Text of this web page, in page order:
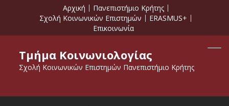
Αρχική
Πανεπιστήμιο Κρήτης
Σχολή Κοινωνικών Επιστημών
ERASMUS+
Επικοινωνία
Τμήμα Κοινωνιολογίας
Σχολή Κοινωνικών Επιστημών Πανεπιστήμιο Κρήτης